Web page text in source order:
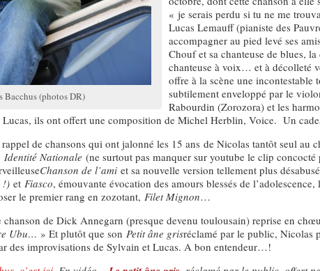
Bacchus (photos DR)
« je serais perdu si tu ne me
Lucas Lemauff (pianiste des
accompagner au pied levé ses
Chouf et sa chanteuse de blues,
chanteuse à voix… et à décolleté
offre à la scène une incontestable
subtilement enveloppé par le
Rabourdin (Zorozora) et les
Lucas, ils ont offert une composition de Michel Herblin, Voice. Un
de chansons qui ont jalonné les 15 ans de Nicolas tantôt seul au
Identité Nationale (ne surtout pas manquer sur youtube le clip
Chanson de l’ami et sa nouvelle version tellement plus
!) et Fiasco, émouvante évocation des amours blessés de l’adolescence,
le premier rang en zozotant, Filet Mignon…
chanson de Dick Annegarn (presque devenu toulousain) reprise en
Ubu… » Et plutôt que son Petit âne grisréclamé par le public, Nicolas
des improvisations de Sylvain et Lucas. A bon entendeur…!